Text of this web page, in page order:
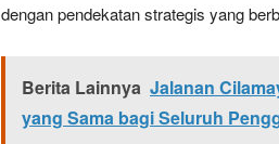
dengan pendekatan strategis yang
Berita Lainnya Jalanan
yang Sama bagi Seluruh